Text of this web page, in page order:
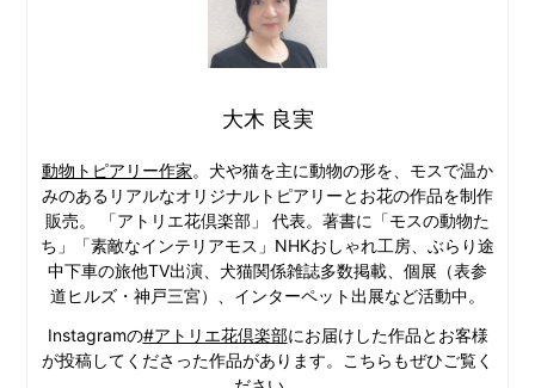
大木 良実
動物トピアリー作家。犬や猫を主に動物の形を、モスで温か
みのあるリアルなオリジナルトピアリーとお花の作品を制作
販売。 「アトリエ花倶楽部」 代表。著書に「モスの動物た
ち」「素敵なインテリアモス」NHKおしゃれ工房、ぶらり途
中下車の旅他TV出演、犬猫関係雑誌多数掲載、個展（表参
道ヒルズ・神戸三宮）、インターペット出展など活動中。
Instagramの#アトリエ花倶楽部にお届けした作品とお客様
が投稿してくださった作品があります。こちらもぜひご覧く